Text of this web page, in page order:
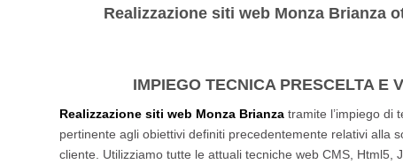
Realizzazione siti web Monza Brianza
IMPIEGO TECNICA PRESCELTA E
Realizzazione siti web Monza Brianza tramite l’impiego di
pertinente agli obiettivi definiti precedentemente relativi alla
cliente. Utilizziamo tutte le attuali tecniche web CMS, Html5,